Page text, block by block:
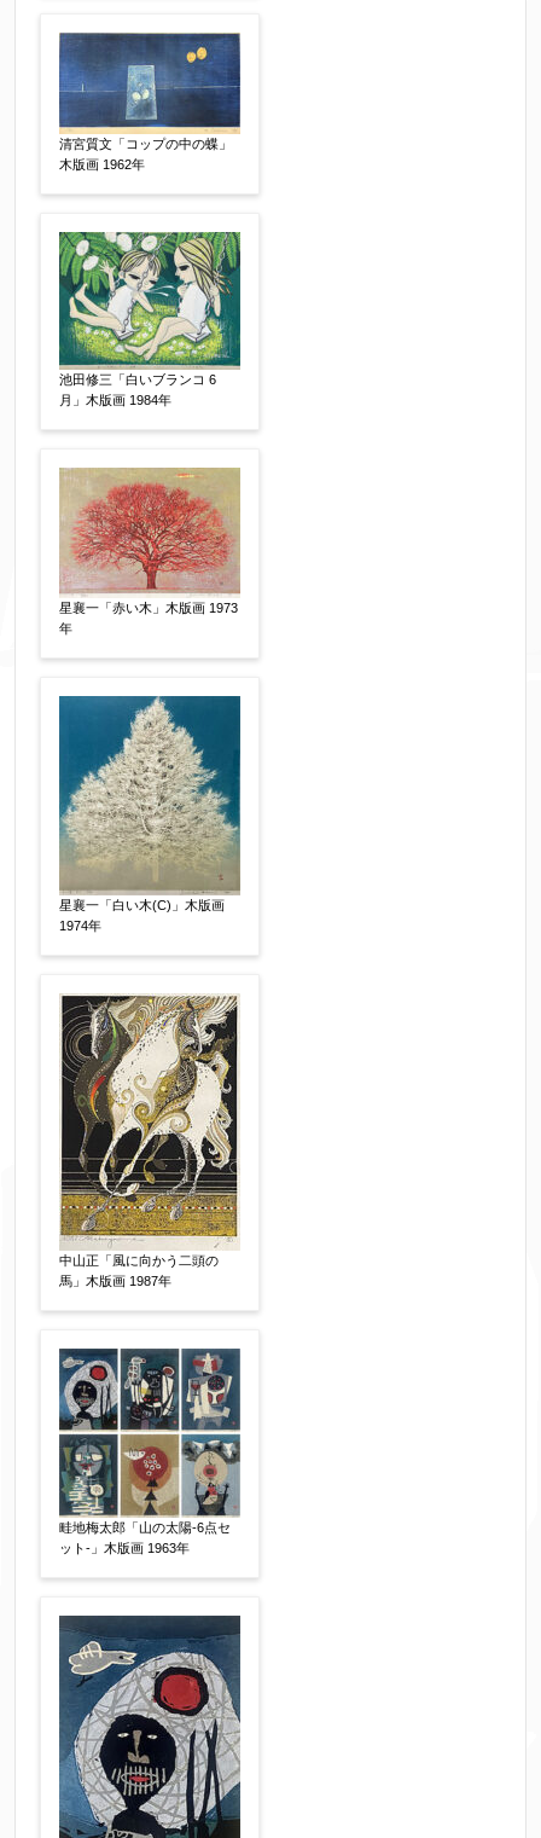
個人情報の取扱いについて、同意の上送信しま
す。（確認画面は表示されません）
↑ 同意頂けましたらチェックを入れてくださ
い。
り暗号化して送信されます。
清宮質文「コップの中の蝶」
木版画 1962年
池田修三「白いブランコ 6
月」木版画 1984年
星襄一「赤い木」木版画 1973
年
星襄一「白い木(C)」木版画
1974年
中山正「風に向かう二頭の
馬」木版画 1987年
畦地梅太郎「山の太陽-6点セ
ット-」木版画 1963年